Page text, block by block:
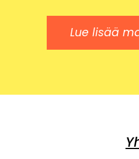
Lue lisää